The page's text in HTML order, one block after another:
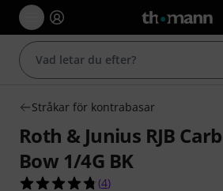
Stråkar för kontrabasar
Roth & Junius RJB
Bow 1/4G BK
4.8 av 5 stjärnor från 4
(4)